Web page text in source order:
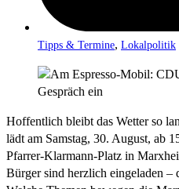
Tipps & Termine, Lokalpolitik
Hoffentlich bleibt das Wetter so
lädt am Samstag, 30. August, ab
Pfarrer-Klarmann-Platz in
Bürger sind herzlich eingeladen –